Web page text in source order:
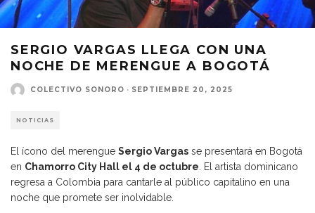
SERGIO VARGAS LLEGA CON UNA
NOCHE DE MERENGUE A BOGOTÁ
COLECTIVO SONORO · SEPTIEMBRE 20, 2025
NOTICIAS
El ícono del merengue Sergio Vargas se presentará en Bogotá
en Chamorro City Hall el 4 de octubre . El artista dominicano
regresa a Colombia para cantarle al público capitalino en una
noche que promete ser inolvidable.